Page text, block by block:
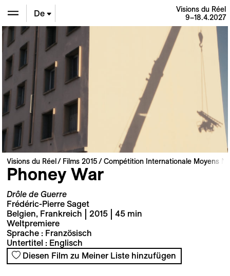
De
Visions du Réel
9–18.4.2027
Visions du Réel Films 2015 Compétition Internationale Moyens
Phoney War
Drôle de Guerre
Frédéric-Pierre Saget
Belgien, Frankreich | 2015 | 45 min
Weltpremiere
Sprache : Französisch
Untertitel : Englisch
Diesen Film zu Meiner Liste hinzufügen